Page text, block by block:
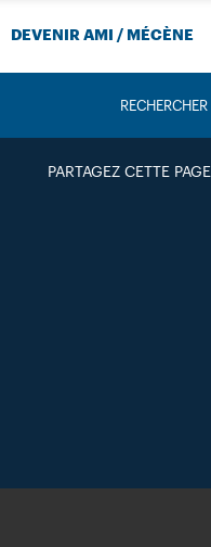
DEVENIR AMI / MÉCÈNE
PARTAGEZ CETTE PAGE